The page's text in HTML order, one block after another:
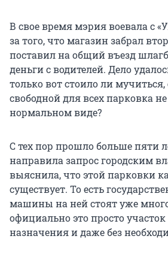
В свое время мэрия воевала с
за того, что магазин забрал
поставил на общий въезд
деньги с водителей. Дело
только вот стоило ли
свободной для всех парковка
нормальном виде?
С тех пор прошло больше пяти
направила запрос городским
выяснила, что этой парковки
существует. То есть
машины на ней стоят уже
официально это просто участок
назначения и даже без